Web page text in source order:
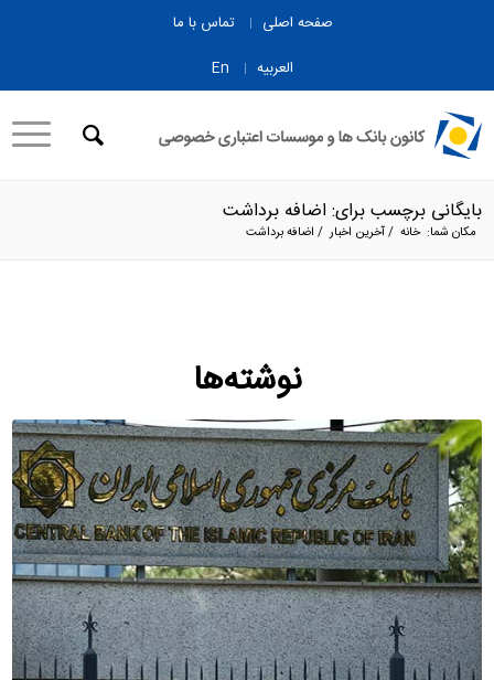
صفحه اصلی
تماس با ما
العربیه
En
بایگانی برچسب برای: اضافه برداشت
مکان شما: خانه /آخرین اخبار / اضافه برداشت
نوشته‌ها